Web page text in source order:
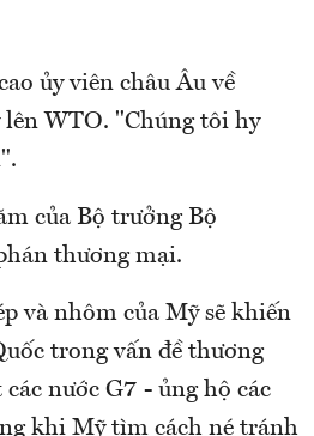
ủy viên châu Âu về
WTO. "Chúng tôi hy
của Bộ trưởng Bộ
thương mại.
và nhôm của Mỹ sẽ khiến
trong vấn đề thương
nước G7 - ủng hộ các
khi Mỹ tìm cách né tránh